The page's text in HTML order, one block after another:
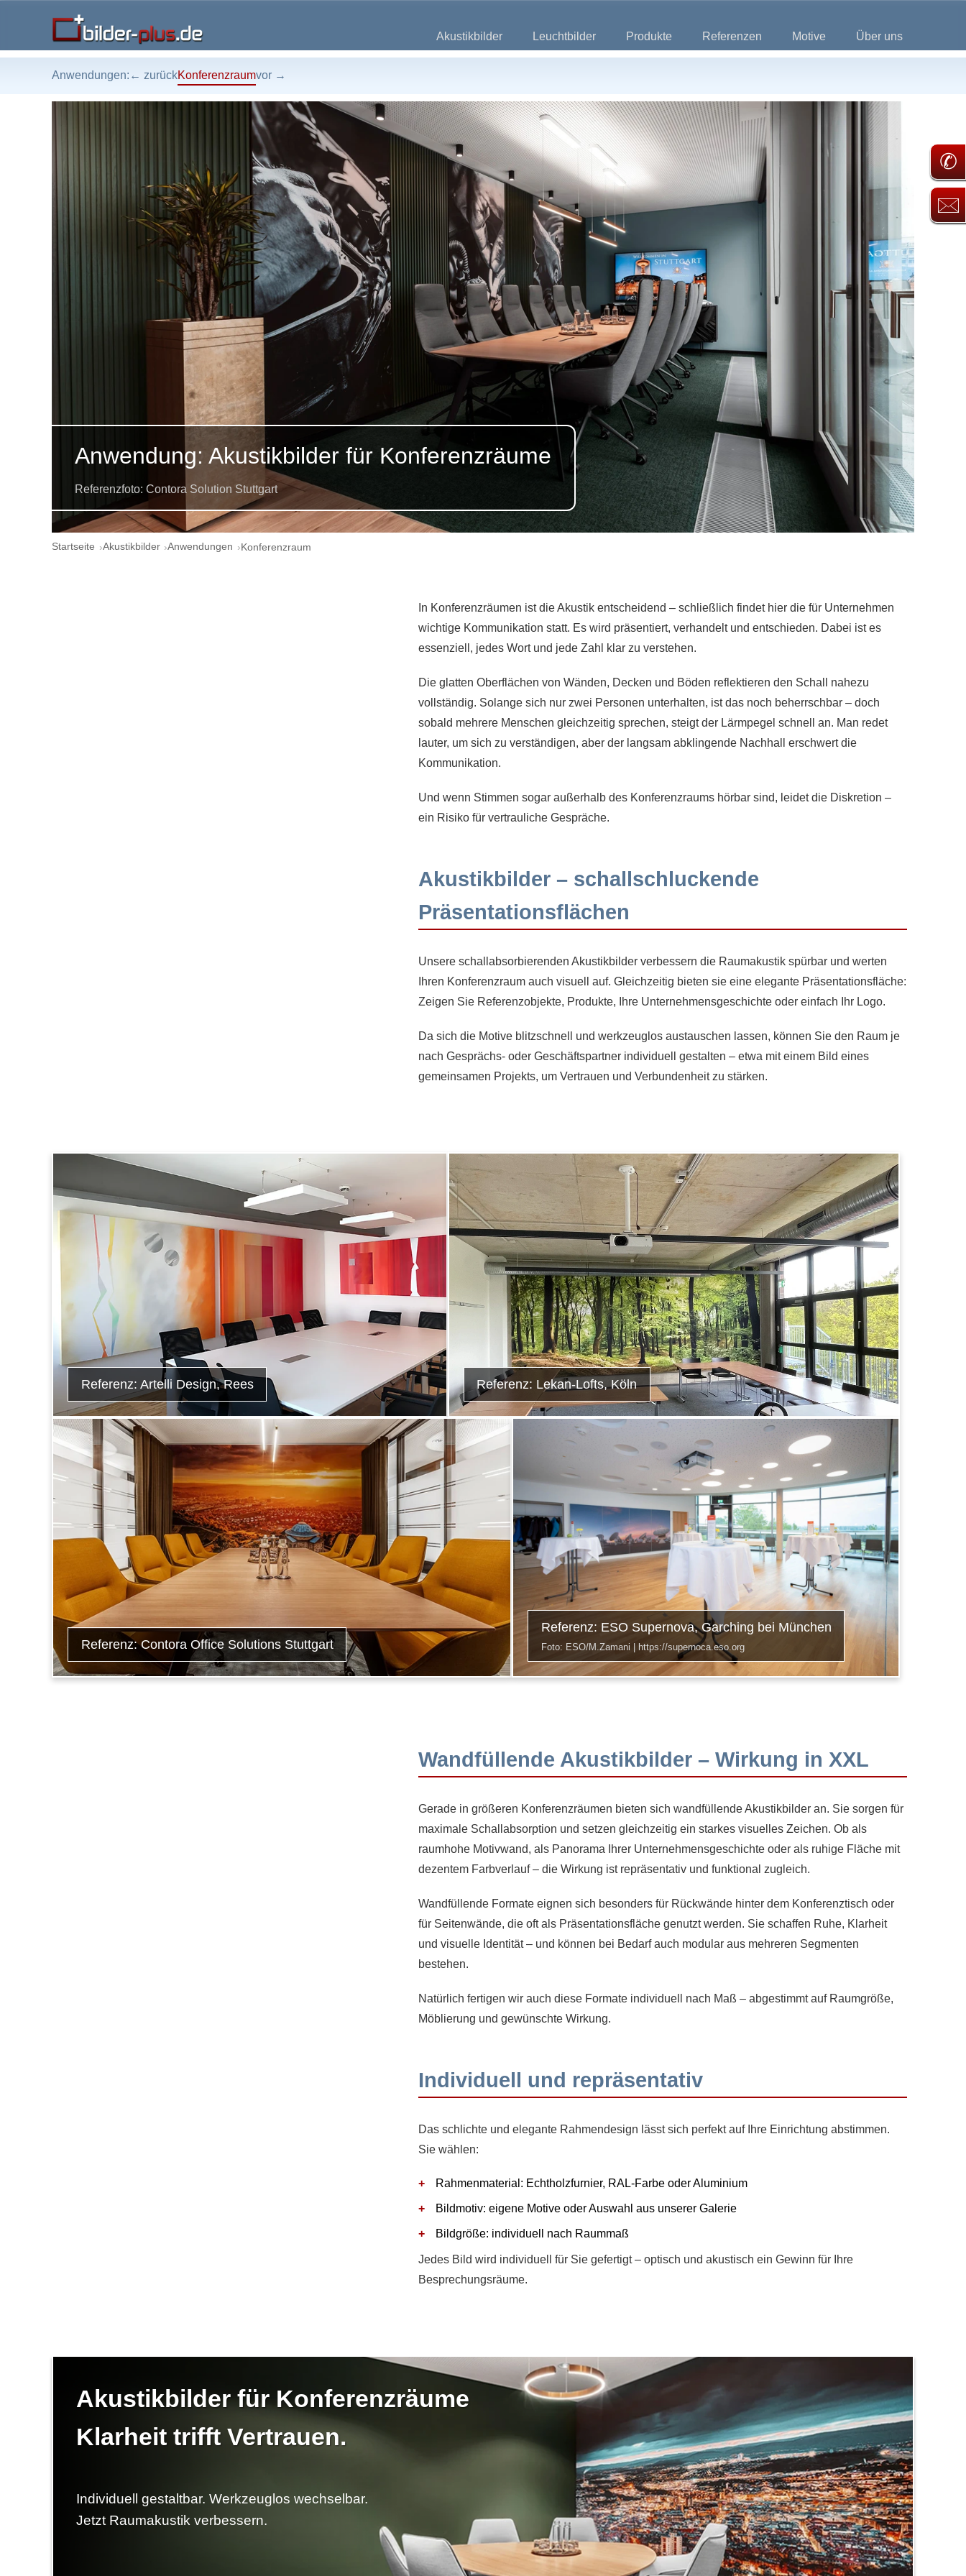
Akustikbilder Leuchtbilder Produkte Referenzen Motive Über uns
Anwendungen: ← zurückKonferenzraumvor →
✆
🖂
Anwendung: Akustikbilder für Konferenzräume
Referenzfoto: Contora Solution Stuttgart
Startseite Akustikbilder Anwendungen Konferenzraum
In Konferenzräumen ist die Akustik entscheidend – schließlich findet hier die für Unternehmen
wichtige Kommunikation statt. Es wird präsentiert, verhandelt und entschieden. Dabei ist es
essenziell, jedes Wort und jede Zahl klar zu verstehen.
Die glatten Oberflächen von Wänden, Decken und Böden reflektieren den Schall nahezu
vollständig. Solange sich nur zwei Personen unterhalten, ist das noch beherrschbar – doch
sobald mehrere Menschen gleichzeitig sprechen, steigt der Lärmpegel schnell an. Man redet
lauter, um sich zu verständigen, aber der langsam abklingende Nachhall erschwert die
Kommunikation.
Und wenn Stimmen sogar außerhalb des Konferenzraums hörbar sind, leidet die Diskretion –
ein Risiko für vertrauliche Gespräche.
Akustikbilder – schallschluckende
Präsentationsflächen
Unsere schallabsorbierenden Akustikbilder verbessern die Raumakustik spürbar und werten
Ihren Konferenzraum auch visuell auf. Gleichzeitig bieten sie eine elegante Präsentationsfläche:
Zeigen Sie Referenzobjekte, Produkte, Ihre Unternehmensgeschichte oder einfach Ihr Logo.
Da sich die Motive blitzschnell und werkzeuglos austauschen lassen, können Sie den Raum je
nach Gesprächs- oder Geschäftspartner individuell gestalten – etwa mit einem Bild eines
gemeinsamen Projekts, um Vertrauen und Verbundenheit zu stärken.
Referenz: Artelli Design, Rees Referenz: Lekan-Lofts, Köln
Referenz: Contora Office Solutions Stuttgart
Referenz: ESO Supernova, Garching bei München
Foto: ESO/M.Zamani | https://supernoca.eso.org
Wandfüllende Akustikbilder – Wirkung in XXL
Gerade in größeren Konferenzräumen bieten sich wandfüllende Akustikbilder an. Sie sorgen für
maximale Schallabsorption und setzen gleichzeitig ein starkes visuelles Zeichen. Ob als
raumhohe Motivwand, als Panorama Ihrer Unternehmensgeschichte oder als ruhige Fläche mit
dezentem Farbverlauf – die Wirkung ist repräsentativ und funktional zugleich.
Wandfüllende Formate eignen sich besonders für Rückwände hinter dem Konferenztisch oder
für Seitenwände, die oft als Präsentationsfläche genutzt werden. Sie schaffen Ruhe, Klarheit
und visuelle Identität – und können bei Bedarf auch modular aus mehreren Segmenten
bestehen.
Natürlich fertigen wir auch diese Formate individuell nach Maß – abgestimmt auf Raumgröße,
Möblierung und gewünschte Wirkung.
Individuell und repräsentativ
Das schlichte und elegante Rahmendesign lässt sich perfekt auf Ihre Einrichtung abstimmen.
Sie wählen:
Rahmenmaterial: Echtholzfurnier, RAL-Farbe oder Aluminium
Bildmotiv: eigene Motive oder Auswahl aus unserer Galerie
Bildgröße: individuell nach Raummaß
Jedes Bild wird individuell für Sie gefertigt – optisch und akustisch ein Gewinn für Ihre
Besprechungsräume.
Akustikbilder für Konferenzräume
Klarheit trifft Vertrauen.
Individuell gestaltbar. Werkzeuglos wechselbar.
Jetzt Raumakustik verbessern.